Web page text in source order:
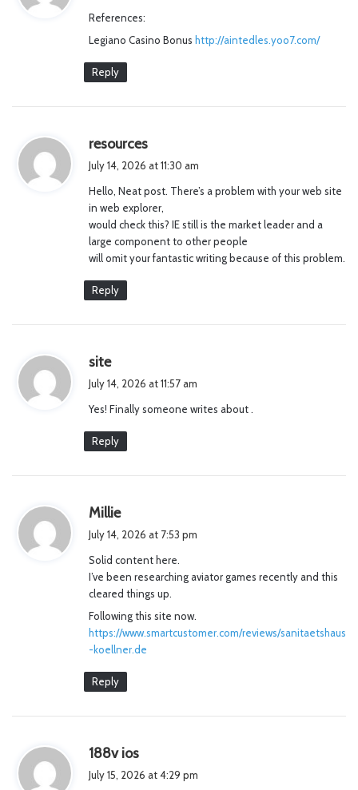
:
References:
Legiano Casino Bonus http://aintedles.yoo7.com/
Reply
resources
s
:
July 14, 2026 at 11:30 am
Hello, Neat post. There’s a problem with your web site
in web explorer,
would check this? IE still is the market leader and a
large component to other people
will omit your fantastic writing because of this problem.
Reply
site
s
:
July 14, 2026 at 11:57 am
Yes! Finally someone writes about .
Reply
Millie
s
:
July 14, 2026 at 7:53 pm
Solid content here.
I’ve been researching aviator games recently and this
cleared things up.
Following this site now.
https://www.smartcustomer.com/reviews/sanitaetshaus
-koellner.de
Reply
188v ios
July 15, 2026 at 4:29 pm